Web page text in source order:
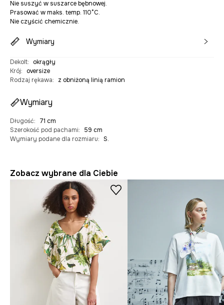
Nie suszyć w suszarce bębnowej.
Prasować w maks. temp. 110°C.
Nie czyścić chemicznie.
Wymiary
Dekolt:
okrągły
Krój:
oversize
Rodzaj rękawa: z obniżoną linią ramion
Wymiary
Długość:
71 cm
Szerokość pod pachami:
59 cm
Wymiary podane dla rozmiaru: S.
Zobacz wybrane dla Ciebie